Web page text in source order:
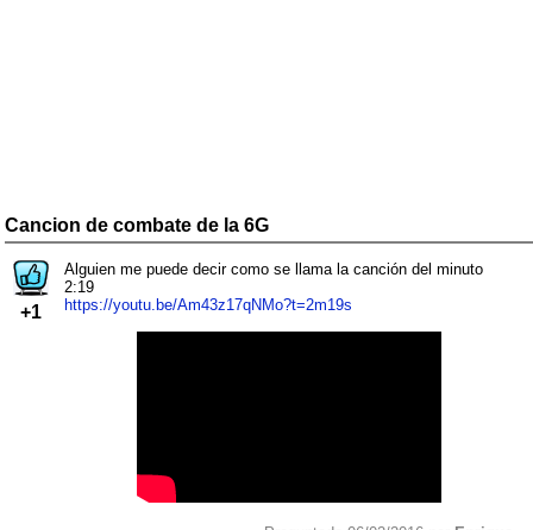
Cancion de combate de la 6G
+1
Alguien me puede decir como se llama la canción del minuto
2:19
https://youtu.be/Am43z17qNMo?t=2m19s